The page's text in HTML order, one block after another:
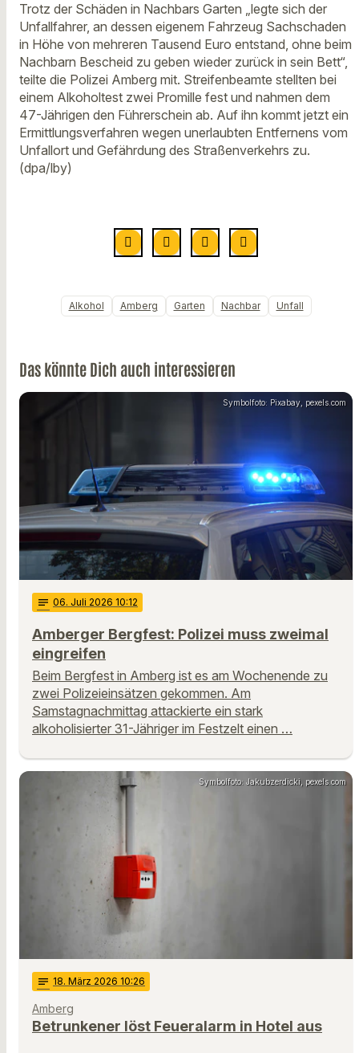
Trotz der Schäden in Nachbars Garten „legte sich der
Unfallfahrer, an dessen eigenem Fahrzeug Sachschaden
in Höhe von mehreren Tausend Euro entstand, ohne beim
Nachbarn Bescheid zu geben wieder zurück in sein Bett“,
teilte die Polizei Amberg mit. Streifenbeamte stellten bei
einem Alkoholtest zwei Promille fest und nahmen dem
47-Jährigen den Führerschein ab. Auf ihn kommt jetzt ein
Ermittlungsverfahren wegen unerlaubten Entfernens vom
Unfallort und Gefährdung des Straßenverkehrs zu.
(dpa/lby)
Alkohol Amberg Garten Nachbar Unfall
Das könnte Dich auch interessieren
Symbolfoto: Pixabay, pexels.com
notes 06. Juli 2026 10:12
Amberger Bergfest: Polizei muss zweimal
eingreifen
Beim Bergfest in Amberg ist es am Wochenende zu
zwei Polizeieinsätzen gekommen. Am
Samstagnachmittag attackierte ein stark
alkoholisierter 31-Jähriger im Festzelt einen …
Symbolfoto: Jakubzerdicki, pexels.com
notes 18. März 2026 10:26
Amberg
Betrunkener löst Feueralarm in Hotel aus